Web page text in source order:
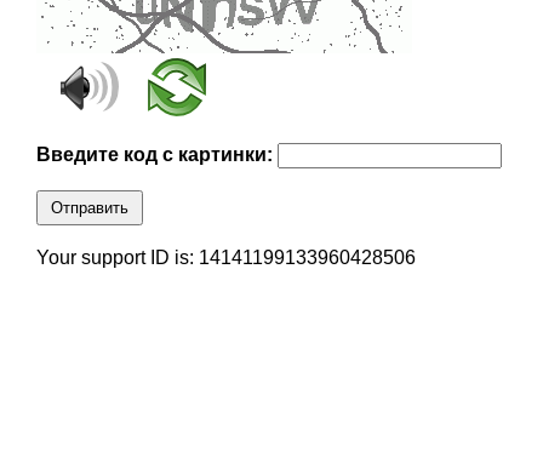
Введите код с картинки:
Отправить
Your support ID is: 14141199133960428506